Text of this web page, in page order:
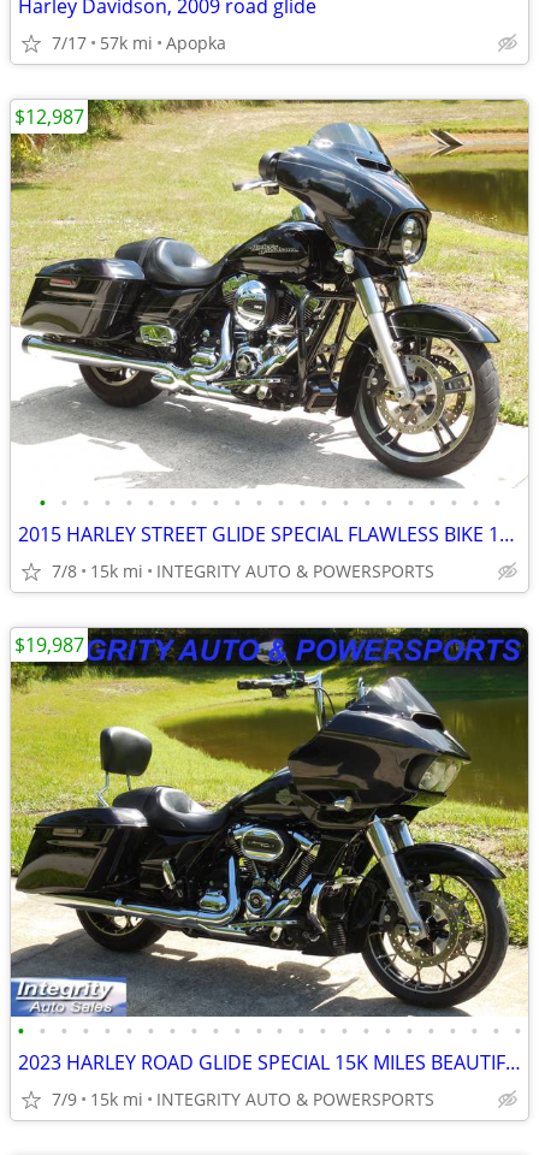
Harley Davidson, 2009 road glide
7/17 57k mi Apopka
• • • • • • • • • • • • • • • • • • • • • •
2015 HARLEY STREET GLIDE SPECIAL FLAWLESS BIKE 14K MILES NO BS FEES!!!
7/8 15k mi INTEGRITY AUTO & POWERSPORTS
$12,987
• • • • • • • • • • • • • • • • • • • • • • • •
2023 HARLEY ROAD GLIDE SPECIAL 15K MILES BEAUTIFUL BIKE NO BS FEES
7/9 15k mi INTEGRITY AUTO & POWERSPORTS
$19,987